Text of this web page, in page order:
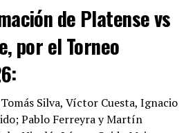
de Platense vs
por el Torneo
Silva, Víctor Cuesta, Ignacio
Pablo Ferreyra y Martín